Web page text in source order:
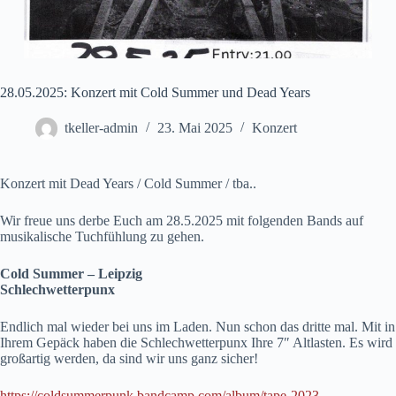
28.05.2025: Konzert mit Cold Summer und Dead Years
tkeller-admin 23. Mai 2025 Konzert
Konzert mit Dead Years / Cold Summer / tba..
Wir freue uns derbe Euch am 28.5.2025 mit folgenden Bands auf
musikalische Tuchfühlung zu gehen.
Cold Summer – Leipzig
Schlechwetterpunx
Endlich mal wieder bei uns im Laden. Nun schon das dritte mal. Mit in
Ihrem Gepäck haben die Schlechwetterpunx Ihre 7″ Altlasten. Es wird
großartig werden, da sind wir uns ganz sicher!